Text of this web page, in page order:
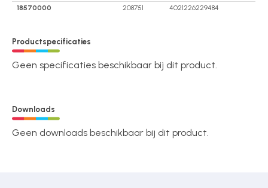
18570000
208751 4021226229484
Productspecificaties
Geen specificaties beschikbaar bij dit product.
Downloads
Geen downloads beschikbaar bij dit product.